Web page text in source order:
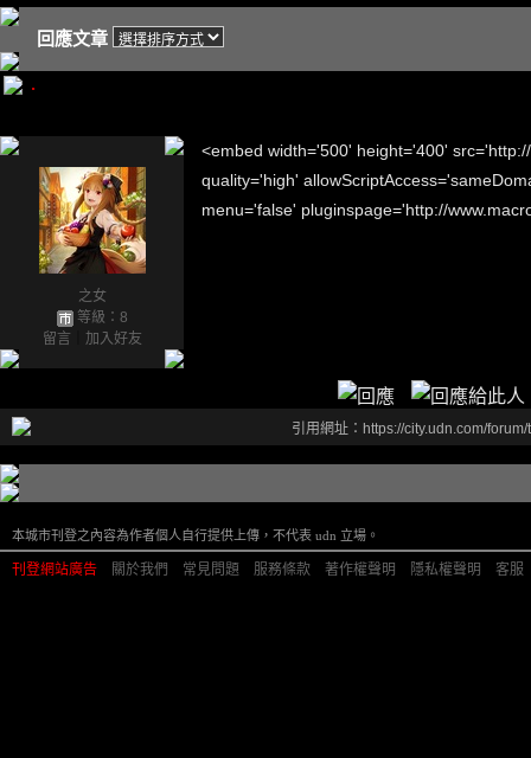
回應文章
.
之女
等級：8
留言
加入好友
<embed width='500' height='400'
quality='high'
menu='false' pluginspage='http://
引用網址：https://city.udn.com/
本城市刊登之內容為作者個人自行提供上傳，不代表 udn 立場。
刊登網站廣告 關於我們 常見問題 服務條款 著作權聲明 隱私權聲明 客服